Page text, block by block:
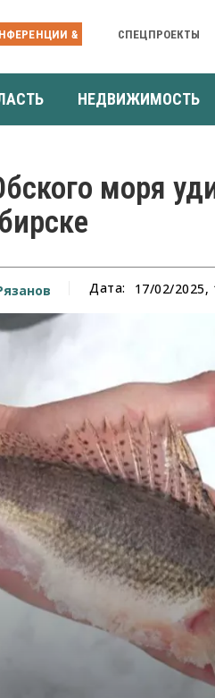
& СПЕЦПРОЕКТЫ
НЕДВИЖИМОСТЬ
моря
Дата: 17/02/2025,